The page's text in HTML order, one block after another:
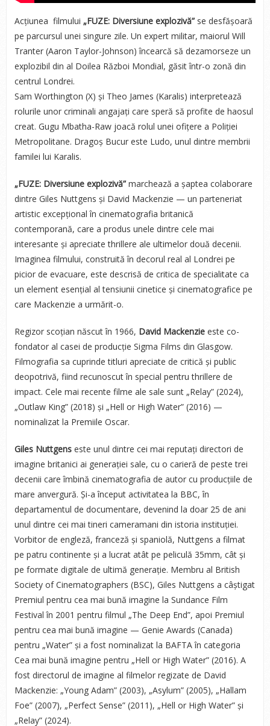
Acțiunea filmului „FUZE: Diversiune explozivă”se desfășoară
pe parcursul unei singure zile. Un expert militar, maiorul Will
Tranter (Aaron Taylor-Johnson) încearcă să dezamorseze un
explozibil din al Doilea Război Mondial, găsit într-o zonă din
centrul Londrei.
Sam Worthington (X) și Theo James (Karalis) interpretează
rolurile unor criminali angajați care speră să profite de haosul
creat. Gugu Mbatha-Raw joacă rolul unei ofițere a Poliției
Metropolitane. Dragoș Bucur este Ludo, unul dintre membrii
familei lui Karalis.
„FUZE: Diversiune explozivă” marchează a șaptea colaborare
dintre Giles Nuttgens și David Mackenzie — un parteneriat
artistic excepțional în cinematografia britanică
contemporană, care a produs unele dintre cele mai
interesante și apreciate thrillere ale ultimelor două decenii.
Imaginea filmului, construită în decorul real al Londrei pe
picior de evacuare, este descrisă de critica de specialitate ca
un element esențial al tensiunii cinetice și cinematografice pe
care Mackenzie a urmărit-o.
Regizor scoțian născut în 1966, David Mackenzie este co-
fondator al casei de producție Sigma Films din Glasgow.
Filmografia sa cuprinde titluri apreciate de critică și public
deopotrivă, fiind recunoscut în special pentru thrillere de
impact. Cele mai recente filme ale sale sunt „Relay” (2024),
„Outlaw King” (2018) și „Hell or High Water” (2016) —
nominalizat la Premiile Oscar.
Giles Nuttgenseste unul dintre cei mai reputați directori de
imagine britanici ai generației sale, cu o carieră de peste trei
decenii care îmbină cinematografia de autor cu producțiile de
mare anvergură. Și-a început activitatea la BBC, în
departamentul de documentare, devenind la doar 25 de ani
unul dintre cei mai tineri cameramani din istoria instituției.
Vorbitor de engleză, franceză și spaniolă, Nuttgens a filmat
pe patru continente și a lucrat atât pe peliculă 35mm, cât și
pe formate digitale de ultimă generație. Membru al British
Society of Cinematographers (BSC), Giles Nuttgens a câștigat
Premiul pentru cea mai bună imagine la Sundance Film
Festival în 2001 pentru filmul „The Deep End”, apoi Premiul
pentru cea mai bună imagine — Genie Awards (Canada)
pentru „Water” și a fost nominalizat la BAFTA în categoria
Cea mai bună imagine pentru „Hell or High Water” (2016). A
fost directorul de imagine al filmelor regizate de David
Mackenzie: „Young Adam” (2003), „Asylum” (2005), „Hallam
Foe” (2007), „Perfect Sense” (2011), „Hell or High Water” și
„Relay” (2024).